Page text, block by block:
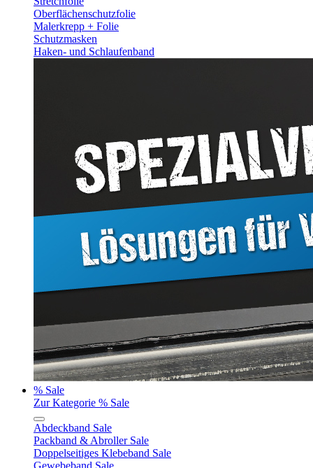
Oberflächenschutzfolie
Malerkrepp + Folie
Schutzmasken
Haken- und Schlaufenband
% Sale
Zur Kategorie % Sale
Abdeckband Sale
Packband & Abroller Sale
Doppelseitiges Klebeband Sale
Gewebeband Sale